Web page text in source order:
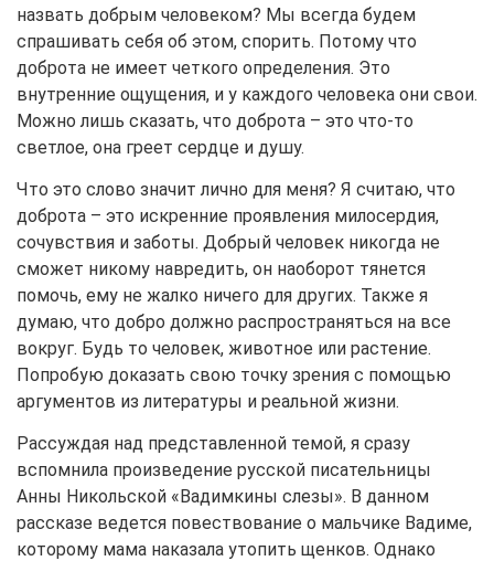
назвать добрым человеком? Мы всегда будем
спрашивать себя об этом, спорить. Потому что
доброта не имеет четкого определения. Это
внутренние ощущения, и у каждого человека они свои.
Можно лишь сказать, что доброта – это что-то
светлое, она греет сердце и душу.
Что это слово значит лично для меня? Я считаю, что
доброта – это искренние проявления милосердия,
сочувствия и заботы. Добрый человек никогда не
сможет никому навредить, он наоборот тянется
помочь, ему не жалко ничего для других. Также я
думаю, что добро должно распространяться на все
вокруг. Будь то человек, животное или растение.
Попробую доказать свою точку зрения с помощью
аргументов из литературы и реальной жизни.
Рассуждая над представленной темой, я сразу
вспомнила произведение русской писательницы
Анны Никольской «Вадимкины слезы». В данном
рассказе ведется повествование о мальчике Вадиме,
которому мама наказала утопить щенков. Однако